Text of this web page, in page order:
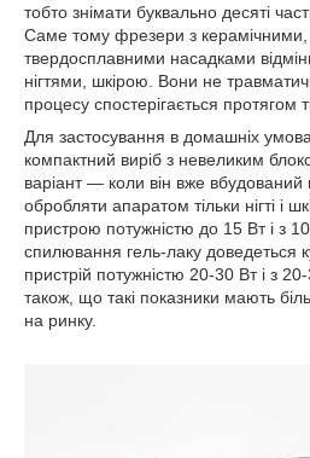
тобто знімати буквально десяті
Саме тому фрезери з
твердосплавними насадками
нігтями, шкірою. Вони не
процесу спостерігається протягом
Для застосування в домашніх
компактний виріб з невеликим
варіант — коли він вже
обробляти апаратом тільки нігті і
пристрою потужністю до 15 Вт і з
спилювання гель-лаку доведеться
пристрій потужністю 20-30 Вт і з
також, що такі показники мають
на ринку.